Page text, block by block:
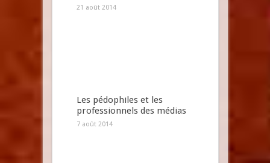
21 août 2014
Les pédophiles et les
professionnels des médias
7 août 2014